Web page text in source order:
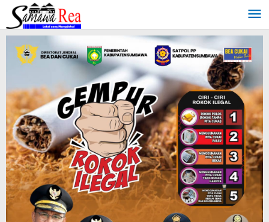
Lewati
konten